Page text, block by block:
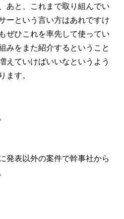
あと、これまで取り組んでい
ーという言い方はあれですけ
ぜひこれを率先して使ってい
みをまた紹介するということ
えていけばいいなというよう
ます。
発表以外の案件で幹事社から